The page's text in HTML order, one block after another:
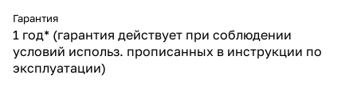
Гарантия
1 год* (гарантия действует при соблюдении
условий использ. прописанных в инструкции по
эксплуатации)